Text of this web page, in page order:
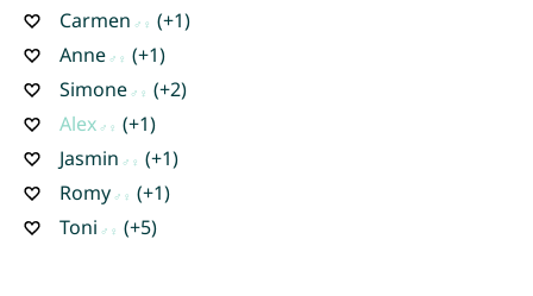
Carmen
(+1)
Anne
(+1)
Simone
(+2)
Alex
(+1)
Jasmin
(+1)
Romy
(+1)
Toni
(+5)